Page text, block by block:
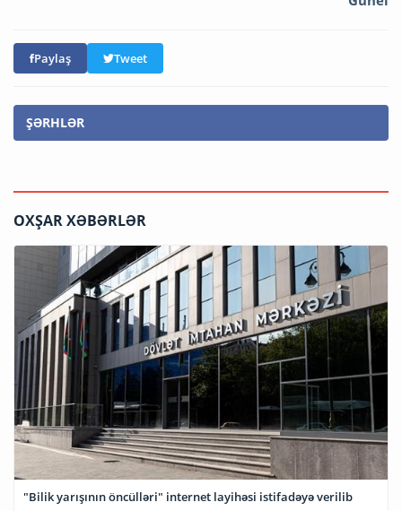
Paylaş Tweet
ŞƏRHLƏR
OXŞAR XƏBƏRLƏR
"Bilik yarışının öncülləri" internet layihəsi istifadəyə verilib